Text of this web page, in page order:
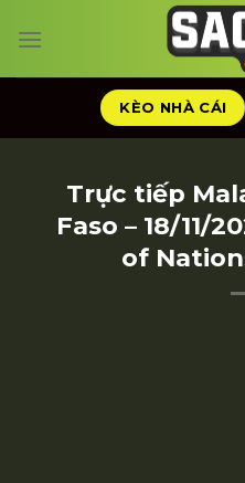
đến
KÈO NHÀ CÁI
Trực tiếp
Faso – 18/11/
of